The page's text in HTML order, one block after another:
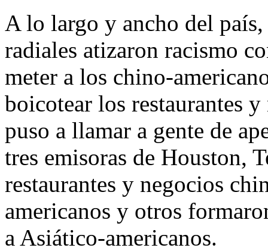
A lo largo y ancho del
radiales atizaron racismo
meter a los chino-
boicotear los restaurantes
puso a llamar a gente de
tres emisoras de Houston,
restaurantes y negocios
americanos y otros
a Asiático-americanos.